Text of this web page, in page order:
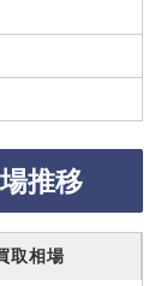
推移
取相場